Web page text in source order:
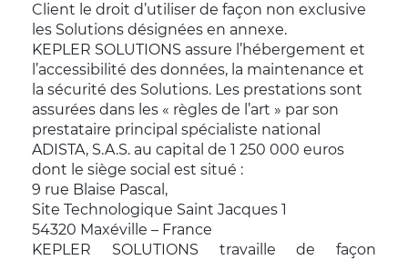
Client le droit d’utiliser de façon non exclusive
les Solutions désignées en annexe.
KEPLER SOLUTIONS assure l’hébergement et
l’accessibilité des données, la maintenance et
la sécurité des Solutions. Les prestations sont
assurées dans les « règles de l’art » par son
prestataire principal spécialiste national
ADISTA, S.A.S. au capital de 1 250 000 euros
dont le siège social est situé :
9 rue Blaise Pascal,
Site Technologique Saint Jacques 1
54320 Maxéville – France
KEPLER SOLUTIONS travaille de façon